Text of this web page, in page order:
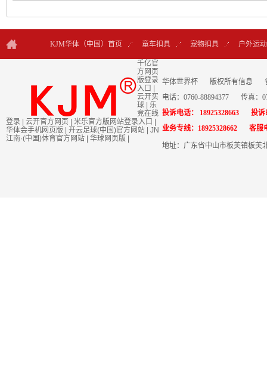
KJM华体（中国）首页 童车扣具 宠物扣具 户外运
华体世界杯
版权所有信息
电话：0760-88894377
传真：
投诉电话： 18925328663
投诉
业务专线：18925328662
客服
地址：广东省中山市板芙镇板芙
千亿官
方网页
版登录
入口
云开买
球
乐
竞在线
登录
云开官方网页 米乐官方版网站登录入口
华体会手机网页版
开云足球(中国)官方网站
JN
江南·(中国)体育官方网站
华球网页版